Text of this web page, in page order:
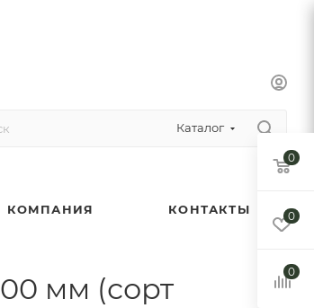
Каталог
КОМПАНИЯ КОНТАКТЫ
мм (сорт
0
0
0